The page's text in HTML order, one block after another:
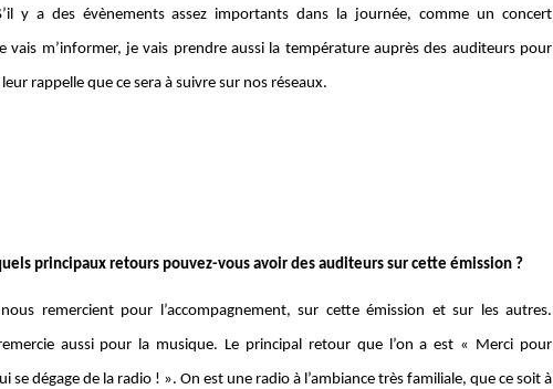
y a des évènements assez importants dans la journée, comme un concert
vais m’informer, je vais prendre aussi la température auprès des auditeurs pour
rappelle que ce sera à suivre sur nos réseaux.
principaux retours pouvez-vous avoir des auditeurs sur cette émission ?
remercient pour l’accompagnement, sur cette émission et sur les autres.
aussi pour la musique. Le principal retour que l’on a est « Merci pour
se dégage de la radio ! ». On est une radio à l’ambiance très familiale, que ce soit à